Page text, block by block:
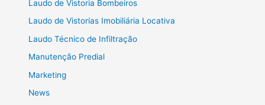
Laudo de Vistoria Bombeiros
Laudo de Vistorias Imobiliária Locativa
Laudo Técnico de Infiltração
Manutenção Predial
Marketing
News